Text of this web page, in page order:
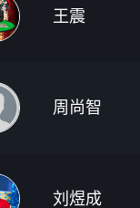
王震
周尚智
刘煜成